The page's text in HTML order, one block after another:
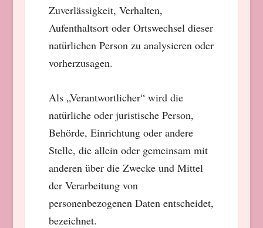
Zuverlässigkeit, Verhalten,
Aufenthaltsort oder Ortswechsel dieser
natürlichen Person zu analysieren oder
vorherzusagen.
Als „Verantwortlicher“ wird die
natürliche oder juristische Person,
Behörde, Einrichtung oder andere
Stelle, die allein oder gemeinsam mit
anderen über die Zwecke und Mittel
der Verarbeitung von
personenbezogenen Daten entscheidet,
bezeichnet.